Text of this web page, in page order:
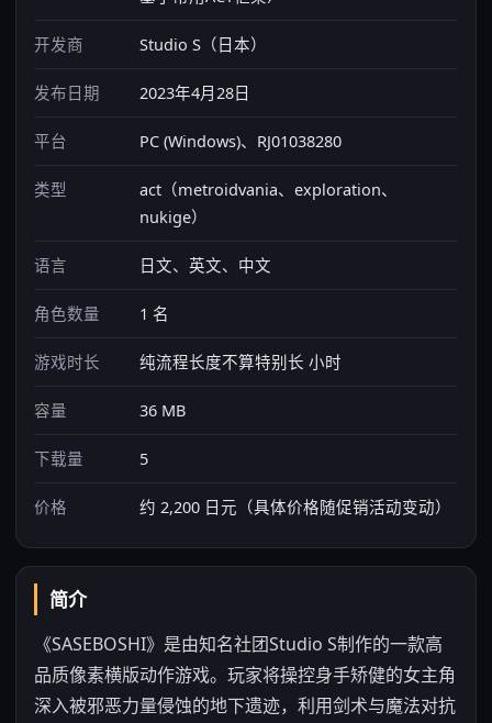
开发商 Studio S（日本）
发布日期 2023年4月28日
平台 PC (Windows)、RJ01038280
类型
act（metroidvania、exploration、
nukige）
语言 日文、英文、中文
角色数量 1 名
游戏时长 纯流程长度不算特别长 小时
容量 36 MB
下载量 5
价格 约 2,200 日元（具体价格随促销活动变动）
简介
《SASEBOSHI》是由知名社团Studio S制作的一款高
品质像素横版动作游戏。玩家将操控身手矫健的女主角
深入被邪恶力量侵蚀的地下遗迹，利用剑术与魔法对抗